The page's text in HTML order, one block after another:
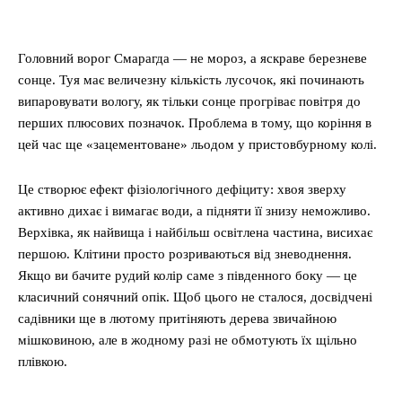
Головний ворог Смарагда — не мороз, а яскраве березневе
сонце. Туя має величезну кількість лусочок, які починають
випаровувати вологу, як тільки сонце прогріває повітря до
перших плюсових позначок. Проблема в тому, що коріння в
цей час ще «зацементоване» льодом у пристовбурному колі.
Це створює ефект фізіологічного дефіциту: хвоя зверху
активно дихає і вимагає води, а підняти її знизу неможливо.
Верхівка, як найвища і найбільш освітлена частина, висихає
першою. Клітини просто розриваються від зневоднення.
Якщо ви бачите рудий колір саме з південного боку — це
класичний сонячний опік. Щоб цього не сталося, досвідчені
садівники ще в лютому притіняють дерева звичайною
мішковиною, але в жодному разі не обмотують їх щільно
плівкою.